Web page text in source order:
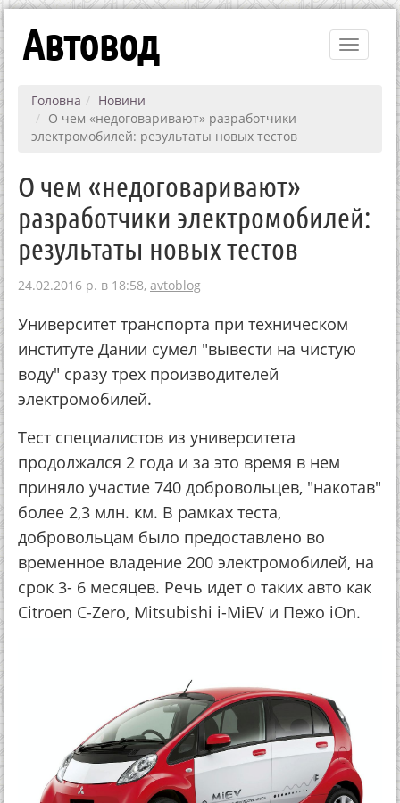
Toggle
Автовод
Головна
Новини
О чем «недоговаривают» разработчики
электромобилей: результаты новых тестов
О чем «недоговаривают»
разработчики электромобилей:
результаты новых тестов
24.02.2016 р. в 18:58, avtoblog
Университет транспорта при техническом
институте Дании сумел "вывести на чистую
воду" сразу трех производителей
электромобилей.
Тест специалистов из университета
продолжался 2 года и за это время в нем
приняло участие 740 добровольцев, "накотав"
более 2,3 млн. км. В рамках теста,
добровольцам было предоставлено во
временное владение 200 электромобилей, на
срок 3- 6 месяцев. Речь идет о таких авто как
Citroеn C-Zero, Mitsubishi i-MiEV и Пежо iOn.